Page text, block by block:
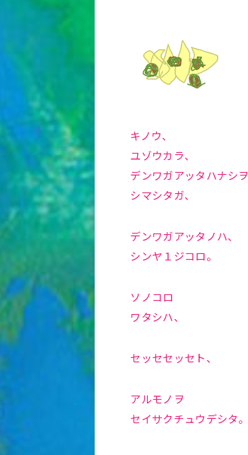
キノウ、
ユゾウカラ、
デンワガアッタハナシヲ
シマシタガ、
デンワガアッタノハ、
シンヤ１ジコロ。
ソノコロ
ワタシハ、
セッセセッセト、
アルモノヲ
セイサクチュウデシタ。